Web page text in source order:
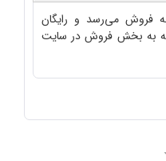
فروش می‌رسد و رایگان
به بخش فروش در سایت